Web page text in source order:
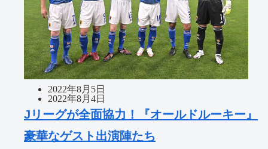
2022年8月5日
2022年8月4日
Jリーグが全面協力！『オールドルーキー』
豪華なゲスト出演陣たち